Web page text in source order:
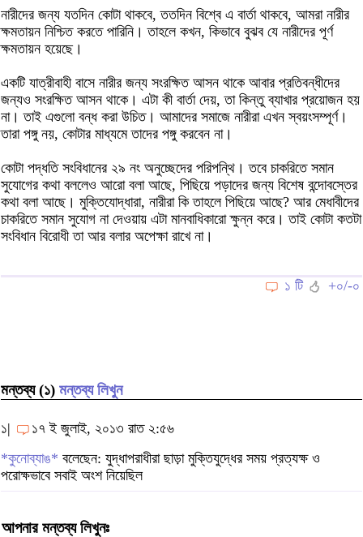
নারীদের জন্য যতদিন কোটা থাকবে, ততদিন বিশ্বে এ বার্তা থাকবে, আমরা নারীর
ক্ষমতায়ন নিশ্চিত করতে পারিনি। তাহলে কখন, কিভাবে বুঝব যে নারীদের পূর্ণ
ক্ষমতায়ন হয়েছে।
একটি যাত্রীবাহী বাসে নারীর জন্য সংরক্ষিত আসন থাকে আবার প্রতিবন্ধীদের
জন্যও সংরক্ষিত আসন থাকে। এটা কী বার্তা দেয়, তা কিন্তু ব্যাখার প্রয়োজন হয়
না। তাই এগুলো বন্ধ করা উচিত। আমাদের সমাজে নারীরা এখন স্বয়ংসম্পূর্ণ।
তারা পঙ্গু নয়, কোটার মাধ্যমে তাদের পঙ্গু করবেন না।
কোটা পদ্ধতি সংবিধানের ২৯ নং অনুচ্ছেদের পরিপন্থি। তবে চাকরিতে সমান
সুযোগের কথা বললেও আরো বলা আছে, পিছিয়ে পড়াদের জন্য বিশেষ বন্দোবস্তের
কথা বলা আছে। মুক্তিযোদ্ধারা, নারীরা কি তাহলে পিছিয়ে আছে? আর মেধাবীদের
চাকরিতে সমান সুযোগ না দেওয়ায় এটা মানবাধিকারো ক্ষুন্ন করে। তাই কোটা কতটা
সংবিধান বিরোধী তা আর বলার অপেক্ষা রাখে না।
১ টি +০/-০
মন্তব্য (১) মন্তব্য লিখুন
১|
১৭ ই জুলাই, ২০১৩ রাত ২:৫৬
*কুনোব্যাঙ* বলেছেন: যুদ্ধাপরাধীরা ছাড়া মুক্তিযুদ্ধের সময় প্রত্যক্ষ ও
পরোক্ষভাবে সবাই অংশ নিয়েছিল
আপনার মন্তব্য লিখুনঃ